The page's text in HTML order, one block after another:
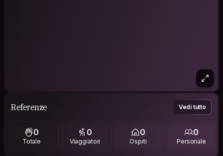
Referenze Vedi tutto
0
Totale
0
Viaggiatori
0
Ospiti
0
Personale